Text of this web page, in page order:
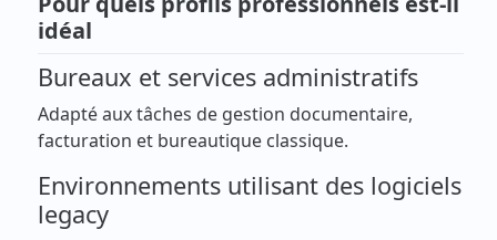
idéal
Bureaux et services administratifs
Adapté aux tâches de gestion documentaire,
facturation et bureautique classique.
Environnements utilisant des logiciels
legacy